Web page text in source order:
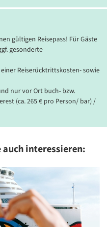
Pilgerorte
Images
DU/WC und ein
Region.
und 13x Abendessen,
sowie ein Abendessen
gültigen Reisepass! Für Gäste
gesonderte
Reiserücktrittskosten- sowie
nur vor Ort buch- bzw.
(ca. 265 € pro Person/ bar) /
auch interessieren: